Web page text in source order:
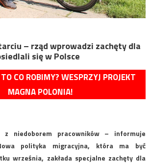
– rząd wprowadzi zachęty dla
się w Polsce
CO ROBIMY? WESPRZYJ PROJEKT
MAGNA POLONIA!
z niedoborem pracowników – informuje
polityka migracyjna, która ma być
września, zakłada specjalne zachęty dla